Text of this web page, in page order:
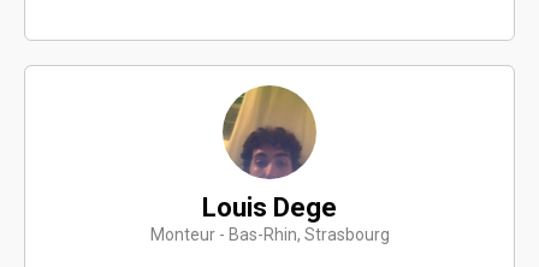
Louis Dege
Monteur - Bas-Rhin, Strasbourg